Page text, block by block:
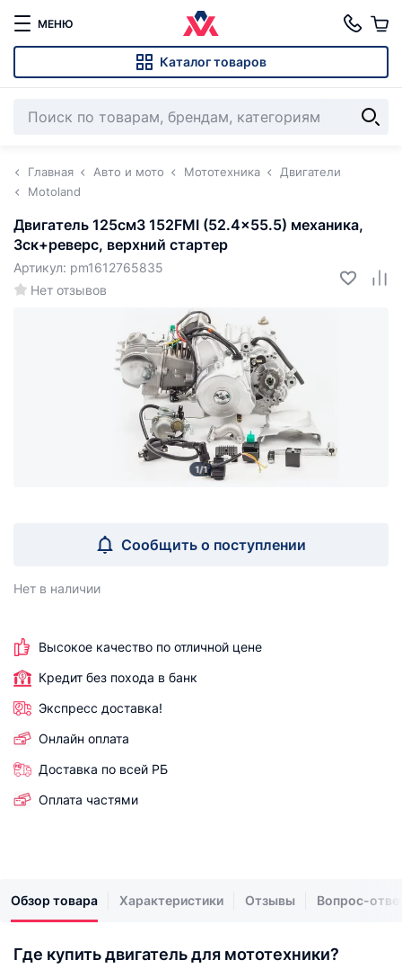
МЕНЮ
Каталог товаров
Главная Авто и мото Мототехника
Двигатели
Motoland
Двигатель 125см3 152FMI (52.4x55.5) механика,
3ск+реверс, верхний стартер
Нет отзывов
Артикул: pm1612765835
1/1
Сообщить о поступлении
Нет в наличии
Высокое качество по отличной цене
Кредит без похода в банк
Экспресс доставка!
Онлайн оплата
Доставка по всей РБ
Оплата частями
Обзор товара Характеристики Отзывы Вопрос-
Где купить двигатель для мототехники?